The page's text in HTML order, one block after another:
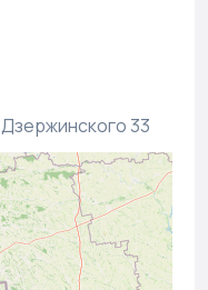
Дзержинского 33